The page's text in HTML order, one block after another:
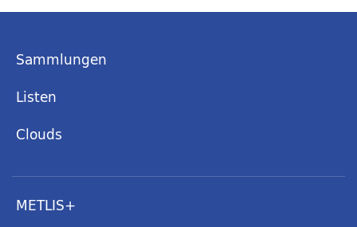
Sammlungen
Listen
Clouds
METLIS+